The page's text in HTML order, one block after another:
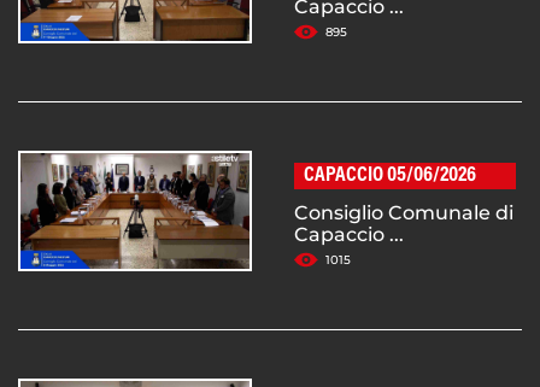
Capaccio ...
895
CAPACCIO 05/06/2026
Consiglio Comunale di
Capaccio ...
1015